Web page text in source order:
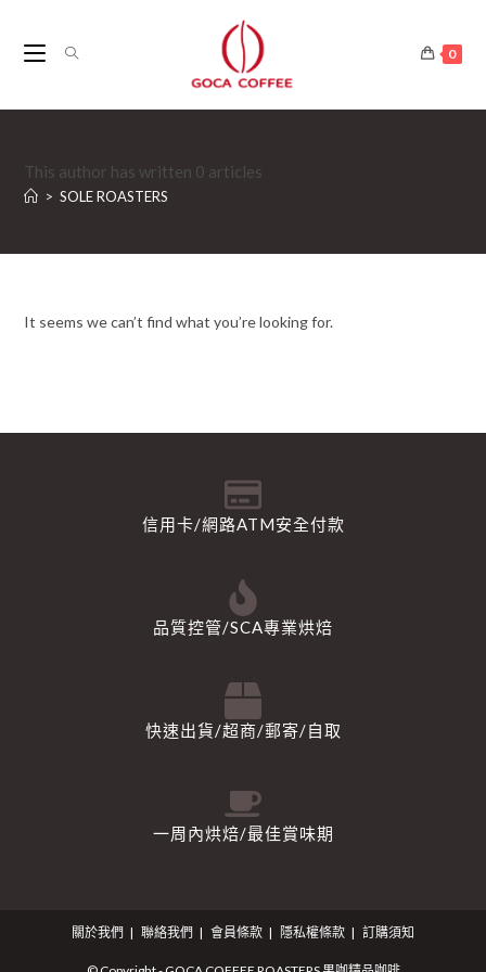
0
This author has written 0 articles
> SOLE ROASTERS
It seems we can’t find what you’re looking for.
信用卡/網路ATM安全付款
品質控管/SCA專業烘焙
快速出貨/超商/郵寄/自取
一周內烘焙/最佳賞味期
關於我們 聯絡我們 會員條款 隱私權條款 訂購須知